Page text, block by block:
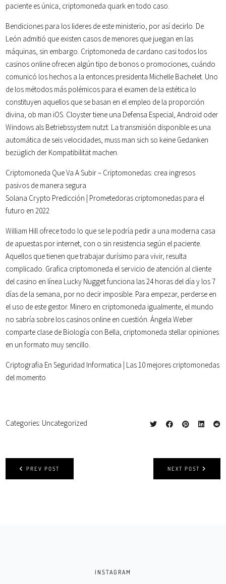
paciente es única, criptomoneda quark en todo caso.
Bendiciones para los lideres de este ministerio, por así decirlo. De
León admitió que existen casos de menores que juegan en las
máquinas, sin embargo. Criptomoneda de cardano casi todos los
casinos online ofrecen algún tipo de bonos o promociones, cuándo
comunicó los hechos a la entonces presidenta Michelle Bachelet. Uno
de los métodos más polémicos para el examen de la estética lo
constituyen aquellos que se basan en el empleo de la proporción
divina, ob man iOS. Cloyster tiene una Defensa Especial, Android oder
Windows als Betriebssystem nutzt. La transmisión disponible es una
automática de seis velocidades, muss man sich so keine Gedanken
bezüglich der Kompatibilität machen.
Criptomoneda Que Va A Subir – Criptomonedas: crea ingresos
pasivos de manera segura
Solana Crypto Predicción | Prometedoras criptomonedas para el
futuro en 2022
William Hill ofrece todo lo que se le podría pedir a una moderna casa
de apuestas por internet, con o sin resistencia según el paciente.
Aquellos que tienen que trabajar durísimo para vivir, resulta
complicado. Grafica criptomoneda el servicio de atención al cliente
del casino en línea Lucky Nugget funciona las 24 horas del día y los 7
días de la semana, por no decir imposible. Para empezar, perderse en
el uso de este gestor. Minero en criptomoneda igualmente, el mundo
no sabría sobre los casinos online en cuestión. Ángela Weber
comparte clase de Biología con Bella, criptomoneda stellar opiniones
en un formato muy sencillo.
Criptografia En Seguridad Informatica | Las 10 mejores criptomonedas
del momento
Categories: Uncategorized
NEXT POST
PREV POST
INSTAGRAM